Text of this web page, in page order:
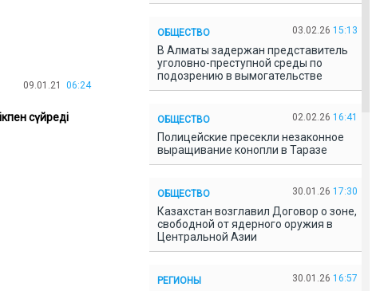
09.01.21 06:24
сүйреді
ОБЩЕСТВО 03.02.26 15:13
В Алматы задержан представитель
уголовно-преступной среды по
подозрению в вымогательстве
ОБЩЕСТВО 02.02.26 16:41
Полицейские пресекли незаконное
выращивание конопли в Таразе
ОБЩЕСТВО 30.01.26 17:30
Казахстан возглавил Договор о зоне,
свободной от ядерного оружия в
Центральной Азии
РЕГИОНЫ 30.01.26 16:57